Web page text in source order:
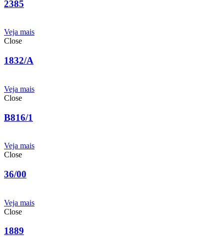
2385
Veja mais
Close
1832/A
Veja mais
Close
B816/1
Veja mais
Close
36/00
Veja mais
Close
1889